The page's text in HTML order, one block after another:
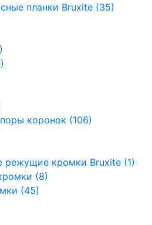
планки Bruxite (35)
коронок (106)
режущие кромки Bruxite (1)
(8)
(45)